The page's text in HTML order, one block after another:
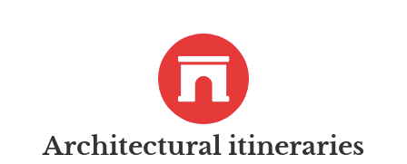
Architectural itineraries